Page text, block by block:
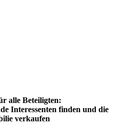
alle Beteiligten:
Interessenten finden und die
verkaufen